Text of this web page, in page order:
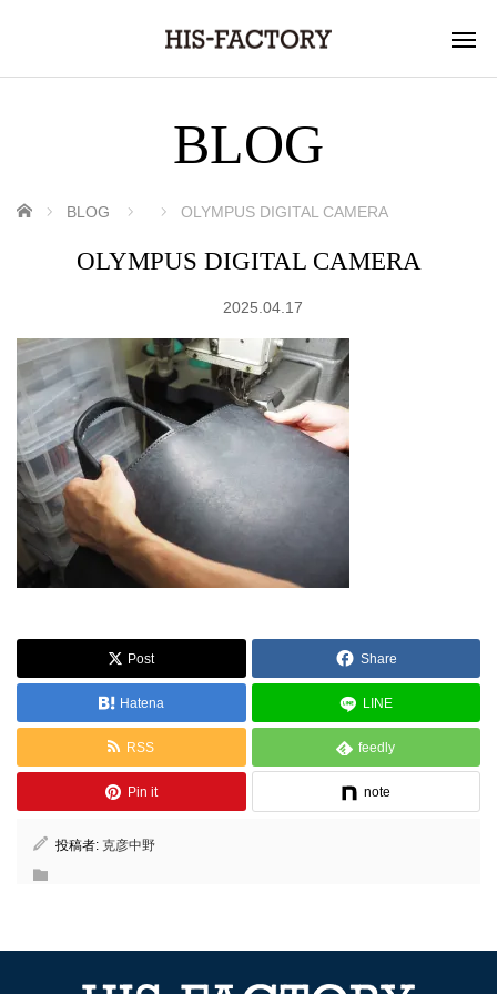
BLOG
ホーム BLOG OLYMPUS DIGITAL CAMERA
OLYMPUS DIGITAL CAMERA
2025.04.17
Post Share
Hatena LINE
RSS feedly
Pin it note
投稿者: 克彦中野